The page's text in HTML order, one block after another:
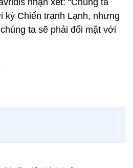
nhận xét: “Chúng ta
kỳ Chiến tranh Lạnh, nhưng
ta sẽ phải đối mặt với